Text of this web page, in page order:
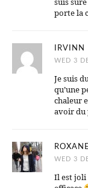
porte la
IRVINN
WED 3
Je suis
qu’une
chaleur
avoir du
WED 3
Il est joli